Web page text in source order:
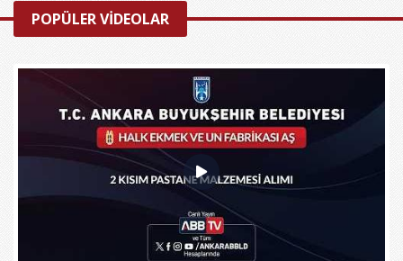
POPÜLER VİDEOLAR